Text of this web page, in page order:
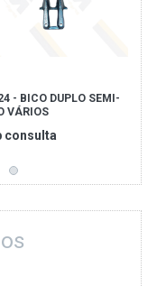
- BICO DUPLO SEMI-
VÁRIOS
consulta